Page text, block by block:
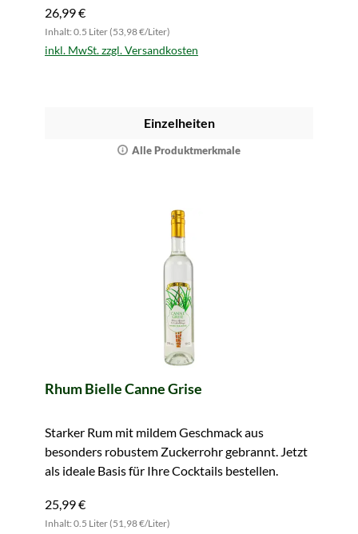
26,99 €
Inhalt: 0.5 Liter (53,98 €/Liter)
inkl. MwSt. zzgl. Versandkosten
Einzelheiten
Alle Produktmerkmale
Rhum Bielle Canne Grise
Starker Rum mit mildem Geschmack aus
besonders robustem Zuckerrohr gebrannt. Jetzt
als ideale Basis für Ihre Cocktails bestellen.
25,99 €
Inhalt: 0.5 Liter (51,98 €/Liter)